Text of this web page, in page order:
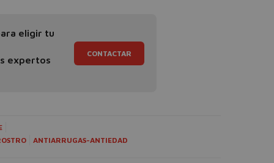
eligir tu
expertos
CONTACTAR
ANTIARRUGAS-ANTIEDAD